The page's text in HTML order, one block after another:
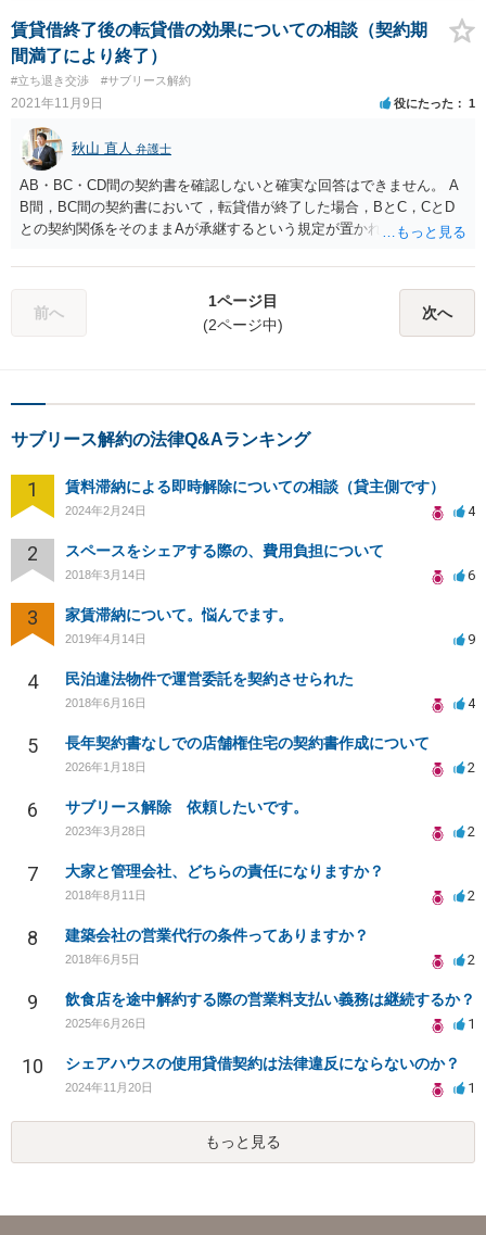
思います。） ほぼ同じ内容の文章をフランチャイズの本社に送付する
というのはありでしょうか？ フランチャイズであれば、本部と別の事
業者になると思いますので、本部に送ることはしないと思います。 あ
と、これは質問とは直接は関係ないのですが、当方が業者に対して訴
訟をしたあと、業者が自社内の担当者（訴訟を起こされる原因となっ
た担当者の行動）に対して、訴訟をするというのは可能性としてあり
ますでしょうか？ ありえます（民法715条3項）。 （使用者等の責
任） 第七一五条 ある事業のために他人を使用する者は、被用者がそ
の事業の執行について第三者に加えた損害を賠償する責任を負う。た
だし、使用者が被用者の選任及びその事業の監督について相当の注意
をしたとき、又は相当の注意をしても損害が生ずべきであったとき
は、この限りでない。 ２ 使用者に代わって事業を監督する者も、前
項の責任を負う。 ３ 前二項の規定は、使用者又は監督者から被用者
賃貸借終了後の転貸借の効果についての相談（契約期
間満了により終了）
#立ち退き交渉 #サブリース解約
2021年11月9日 役にたった 1
秋山 直人 弁護士
AB・BC・CD間の契約書を確認しないと確実な回答はできません。 A
B間，BC間の契約書において，転貸借が終了した場合，BとC，CとD
との契約関係をそのままAが承継するという規定が置かれていることも
め，AB間の契約が期間満了によって終了したからといって，借地借家
法３４条によってDに６か月後の退去を求めることができない可能性も
あります。ＡＤ間に直接の普通賃貸借契約が成立する場合，「正当事
由（Ａが自ら建物を使用する等の必要性＋立退料の提供）」がなけれ
請求が信義則に反して認められない可能性もあります（最高裁平成１
は対抗できないという最高裁判例もあり（最高裁昭和３７年２月１
の場合でも，実質的に合意による終了と変わらない場合には，Aからの
明渡し請求が信義則に反して認められない可能性があるといえます。
あります。 ◆ Dに明渡しを求めるのであれば，Ｃ任せにせず，Ａが自
ら行うべきでしょう。 借地借家法３４条の規定についていえば，転借
月１日に終了することが決まっているなら，現時点でAがDに通知して
も特に問題はないと思います（AB間の契約でDへの連絡を禁止する規
ん。
前へ
1ページ目
(2ページ中)
次へ
サブリース解約の法律Q&Aランキング
1 賃料滞納による即時解除についての相談（貸主側です）
2024年2月24日 4
2 スペースをシェアする際の、費用負担について
2018年3月14日 6
3 家賃滞納について。悩んでます。
2019年4月14日 9
4 民泊違法物件で運営委託を契約させられた
2018年6月16日 4
5 長年契約書なしでの店舗権住宅の契約書作成について
2026年1月18日 2
6 サブリース解除 依頼したいです。
2023年3月28日 2
7 大家と管理会社、どちらの責任になりますか？
2018年8月11日 2
8 建築会社の営業代行の条件ってありますか？
2018年6月5日 2
9 飲食店を途中解約する際の営業料支払い義務は継続するか？
2025年6月26日 1
10 シェアハウスの使用貸借契約は法律違反にならないのか？
2024年11月20日 1
もっと見る